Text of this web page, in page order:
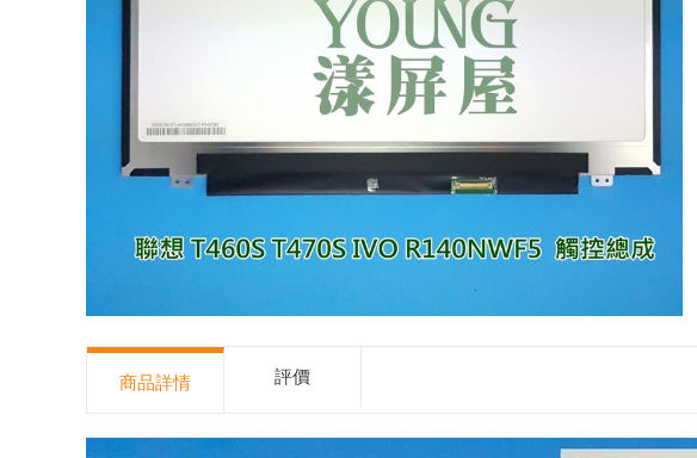
商品詳情 評價